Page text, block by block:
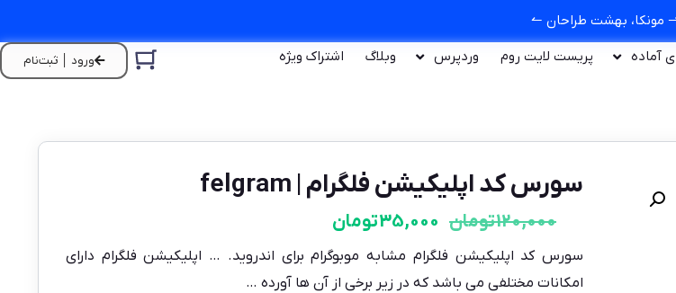
مونکا، بهشت طراحان ↼
آماده پریست لایت روم وردپرس وبلاگ اشتراک ویژه ورود │ ثبت‌نام
سورس کد اپلیکیشن فلگرام | felgram
120,000تومان 35,000تومان
سورس کد اپلیکیشن فلگرام مشابه موبوگرام برای اندروید. … اپلیکیشن فلگرام دارای
امکانات مختلفی می باشد که در زیر برخی از آن ها آورده …